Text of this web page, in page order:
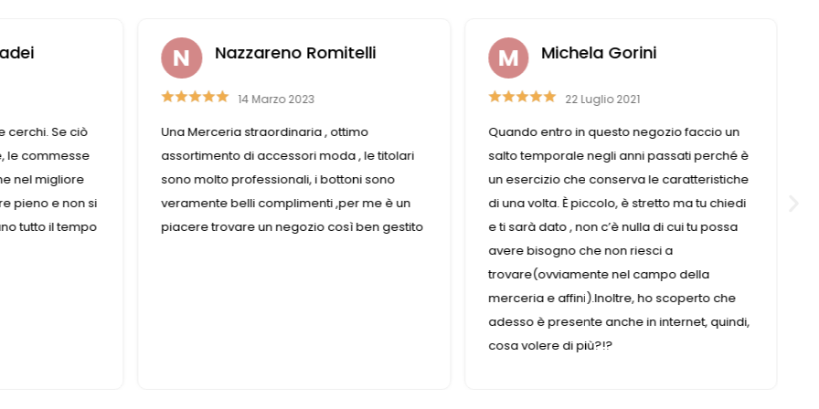
ottimo
, le titolari
sono
,per me è un
ben gestito
Michela Gorini
22 Luglio 2021
Quando entro in questo negozio faccio un
salto temporale negli anni passati perché è
un esercizio che conserva le caratteristiche
di una volta. È piccolo, è stretto ma tu chiedi
e ti sarà dato , non c’è nulla di cui tu possa
Liviana Antolini
15 Settembre 2023
Competenza e gentilezza caratterizzano
questo negozio fornitissimo nel suo genere.